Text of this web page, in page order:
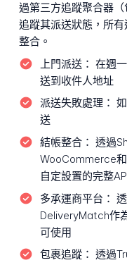
過第三方追蹤聚合器
追蹤其派送狀態，所
整合。
上門派送： 在週
送到收件人地址
派送失敗處理：
送
結帳整合： 透過
WooCommerce
自定設置的完整
多承運商平台：
DeliveryMatch作
可使用
包裹追蹤： 透過